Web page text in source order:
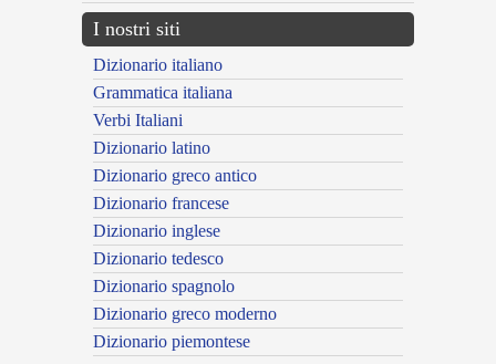
I nostri siti
Dizionario italiano
Grammatica italiana
Verbi Italiani
Dizionario latino
Dizionario greco antico
Dizionario francese
Dizionario inglese
Dizionario tedesco
Dizionario spagnolo
Dizionario greco moderno
Dizionario piemontese